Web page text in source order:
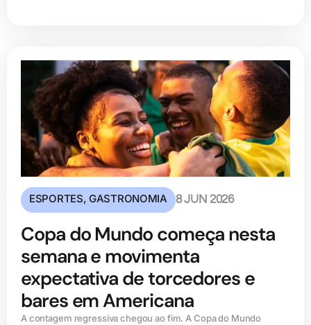
ESPORTES,GASTRONOMIA 8 JUN 2026
Copa do Mundo começa nesta
semana e movimenta
expectativa de torcedores e
bares em Americana
A contagem regressiva chegou ao fim. A Copa do Mundo